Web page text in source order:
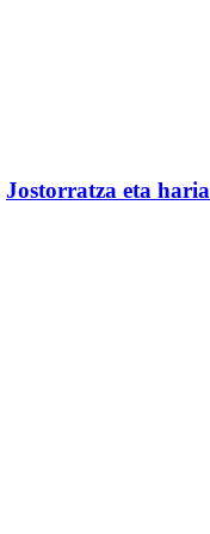
Jostorratza eta haria